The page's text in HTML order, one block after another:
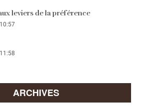
leviers de la préférence
ARCHIVES